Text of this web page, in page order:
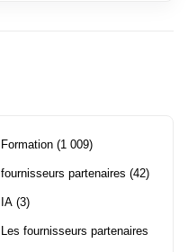
Formation (1 009)
fournisseurs partenaires (42)
IA (3)
Les fournisseurs partenaires